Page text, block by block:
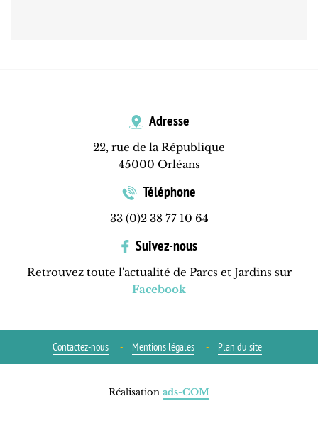
Adresse
22, rue de la République
45000 Orléans
Téléphone
33 (0)2 38 77 10 64
Suivez-nous
Retrouvez toute l'actualité de Parcs et Jardins sur
Facebook
Contactez-nous Mentions légales Plan du site
Réalisation ads-COM